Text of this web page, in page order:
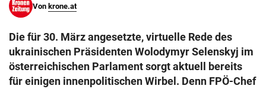
search
eingeben
Von krone.at
Die für 30. März angesetzte, virtuelle Rede des
ukrainischen Präsidenten Wolodymyr Selenskyj im
österreichischen Parlament sorgt aktuell bereits
für einigen innenpolitischen Wirbel. Denn FPÖ-Chef